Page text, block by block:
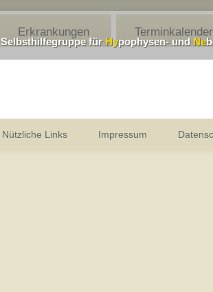
Selbsthilfegruppe für Hypophysen- und Ne
Erkrankungen Terminkalender
Nützliche Links Impressum